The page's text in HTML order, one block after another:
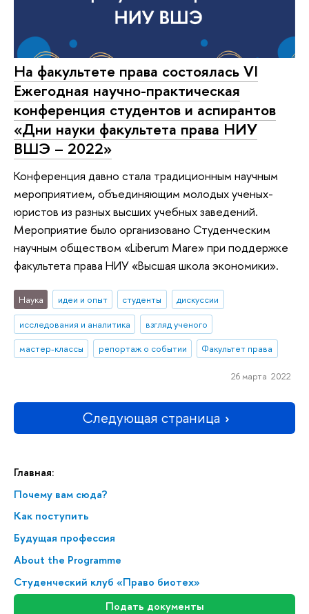
Главная:
Почему вам сюда?
Как поступить
Будущая профессия
About the Programme
Студенческий клуб «Право биотех»
Подать документы
На факультете права состоялась VI
Ежегодная научно-практическая
конференция студентов и аспирантов
«Дни науки факультета права НИУ
ВШЭ – 2022»
Конференция давно стала традиционным научным
мероприятием, объединяющим молодых ученых-
юристов из разных высших учебных заведений.
Мероприятие было организовано Студенческим
научным обществом «Liberum Mare» при поддержке
факультета права НИУ «Высшая школа экономики».
Наука идеи и опыт студенты
дискуссии
исследования и аналитика
взгляд ученого
мастер-классы
репортаж о событии Факультет права
26 марта 2022
Следующая страница